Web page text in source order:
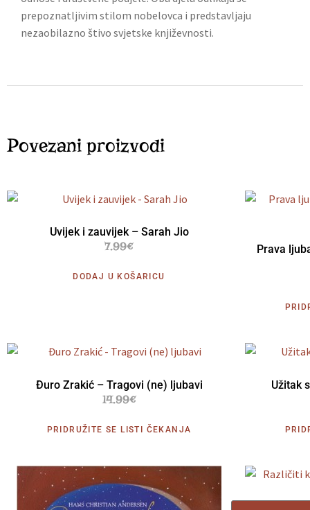
prepoznatljivim stilom nobelovca i predstavljaju
nezaobilazno štivo svjetske književnosti.
Povezani proizvodi
Uvijek i zauvijek – Sarah Jio
7.99€
DODAJ U KOŠARICU
Prava
Đuro Zrakić – Tragovi (ne) ljubavi
14.99€
PRIDRUŽITE SE LISTI ČEKANJA
Užitak